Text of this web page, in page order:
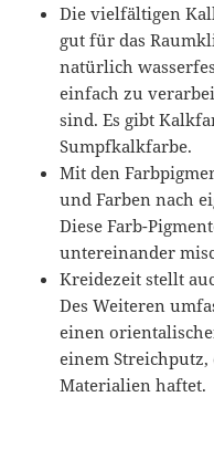
Die vielfältigen
gut für das
natürlich
einfach zu
sind. Es gibt
Sumpfkalkfarbe.
Mit den
und Farben nach
Diese Farb-
untereinander
Kreidezeit stellt
Des Weiteren
einen
einem
Materialien haftet.